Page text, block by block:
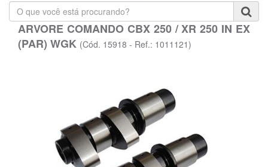
O
que
você
está
ARVORE COMANDO CBX 250 / XR 250 IN EX
(PAR) WGK (Cód. 15918 - Ref.: 1011121)